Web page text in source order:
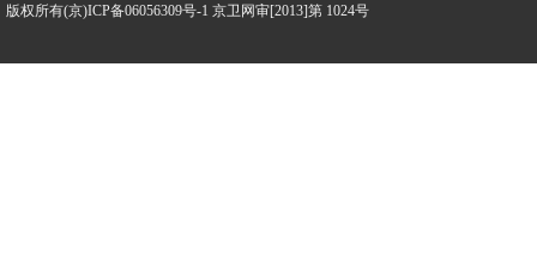
版权所有(京)ICP备06056309号-1 京卫网审[2013]第 1024号